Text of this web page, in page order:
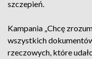
szczepień.
Kampania „Chcę
wszystkich
rzeczowych, które